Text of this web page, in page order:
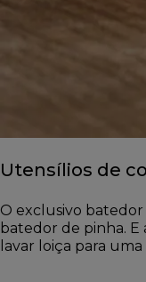
Utensílios de
O exclusivo batedor
batedor de pinha.
lavar loiça para